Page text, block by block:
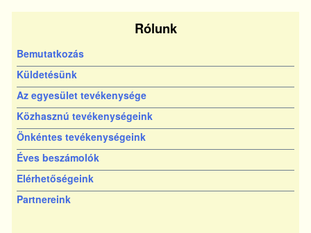
Rólunk
Bemutatkozás
Küldetésünk
Az egyesület tevékenysége
Közhasznú tevékenységeink
Önkéntes tevékenységeink
Éves beszámolók
Elérhetőségeink
Partnereink